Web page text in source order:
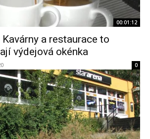
00:01:12
Kavárny a restaurace to
výdejová okénka
0